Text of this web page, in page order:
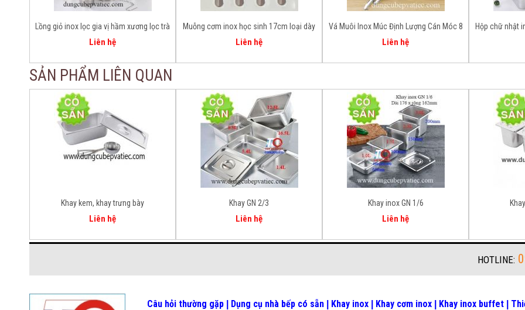
Lồng giỏ inox lọc gia vị hầm xương lọc trà
nhiều size
Liên hệ
Muỗng cơm inox học sinh 17cm loại dày
sáng bóng
Liên hệ
Vá Muôi Inox Múc Định Lượng Cán Móc 8
- 10 - 12 - 16 - 20 Oz
Liên hệ
Hộp chữ nhật
ăn
SẢN PHẨM LIÊN QUAN
Khay kem, khay trưng bày
Liên hệ
Khay GN 2/3
Liên hệ
Khay inox GN 1/6
Liên hệ
HOTLINE:
Câu hỏi thường gặp| Dụng cụ nhà bếp có sẵn| Khay inox| Khay cơm inox| Khay inox buffet|